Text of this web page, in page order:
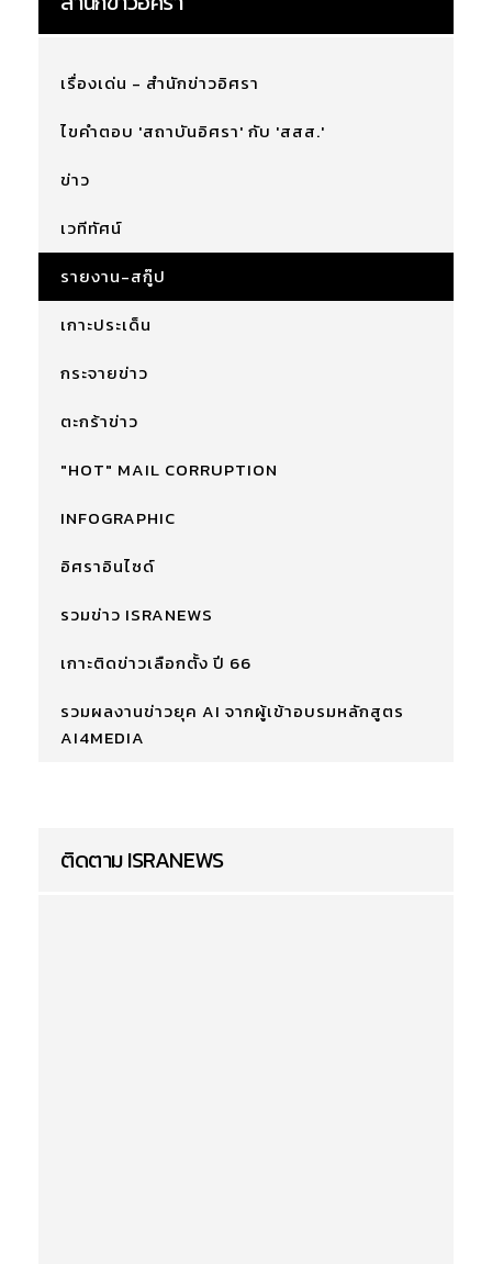
เรื่องเด่น - สำนักข่าวอิศรา
ไขคำตอบ 'สถาบันอิศรา' กับ 'สสส.'
ข่าว
เวทีทัศน์
รายงาน-สกู๊ป
เกาะประเด็น
กระจายข่าว
ตะกร้าข่าว
"HOT" MAIL CORRUPTION
INFOGRAPHIC
อิศราอินไซด์
รวมข่าว ISRANEWS
เกาะติดข่าวเลือกตั้ง ปี 66
รวมผลงานข่าวยุค AI จากผู้เข้าอบรมหลักสูตร
AI4MEDIA
ติดตาม ISRANEWS